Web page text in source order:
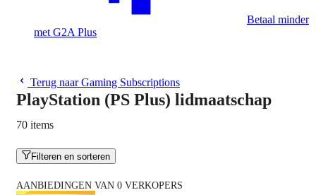
Betaal minder
met G2A Plus
Terug naar Gaming Subscriptions
PlayStation (PS Plus) lidmaatschap
70 items
Filteren en sorteren
AANBIEDINGEN VAN 0 VERKOPERS